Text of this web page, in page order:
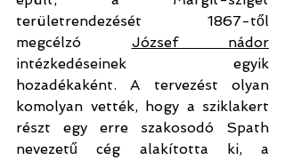
területrendezését 1867-től
megcélzó József nádor
intézkedéseinek egyik
hozadékaként. A tervezést olyan
komolyan vették, hogy a sziklakert
részt egy erre szakosodó Spath
nevezetű cég alakította ki, a